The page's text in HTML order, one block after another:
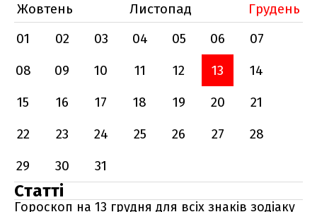
Жовтень
Листопад
Грудень
01
02 03 04 05 06
07
08
09 10 11 12 13
14
15
16 17 18 19 20
21
22
23 24 25 26 27
28
29
30 31
Статті
Гороскоп на 13 грудня для всіх знаків зодіаку